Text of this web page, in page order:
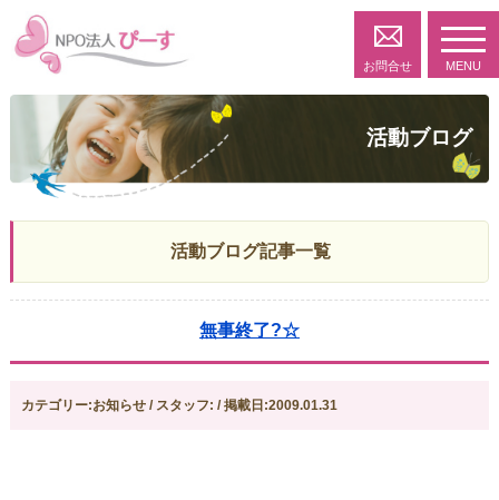
お問合せ MENU
活動ブログ
活動ブログ記事一覧
無事終了?☆
カテゴリー:お知らせ / スタッフ: / 掲載日:2009.01.31